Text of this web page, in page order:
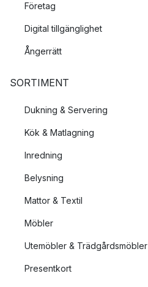
Företag
Digital tillgänglighet
Ångerrätt
SORTIMENT
Dukning & Servering
Kök & Matlagning
Inredning
Belysning
Mattor & Textil
Möbler
Utemöbler & Trädgårdsmöbler
Presentkort